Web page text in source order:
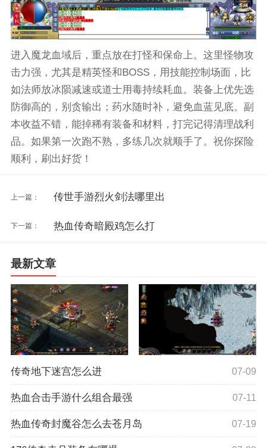
进入魔龙血域后，重点放在打怪和保命上。这里怪物攻
击力强，尤其是精英怪和BOSS，用技能控制场面，比
如法师放冰陨减速或道士用毒持续耗血。装备上优先选
防御高的，别贪输出；药水随时补，避免血蓝见底。副
本收益不错，能掉稀有装备和材料，打完记得清理战利
品。如果第一次跑不熟，多练几次就顺手了。祝你探险
顺利，刷出好货！
上一篇： 传世手游烈火剑法哪里出
下一篇： 热血传奇暗殿鸡怎么打
最新文章
传奇地下迷宫怎么进 07-09
热血合击手游什么组合最强 07-11
热血传奇封魔谷怎么去苍月岛 07-19